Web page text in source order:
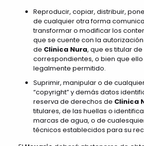
Reproducir, copiar, distribuir,
de cualquier otra forma
transformar o modificar los
que se cuente con la
de Clinica Nura, que es titular
correspondientes, o bien que
legalmente permitido.
Suprimir, manipular o de
“copyright” y demás datos
reserva de derechos de Clinica
titulares, de las huellas o
marcas de agua, o de
técnicos establecidos para su